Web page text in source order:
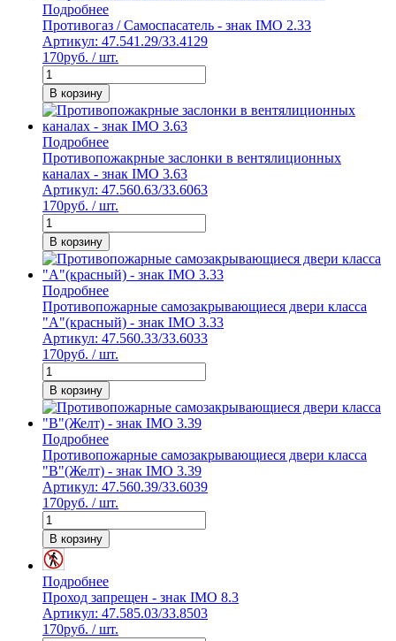
Подробнее
Противогаз / Самоспасатель - знак IMO 2.33
Артикул: 47.541.29/33.4129
170руб. / шт.
В корзину
Подробнее
Противопожакрные заслонки в вентялиционных
каналах - знак IMO 3.63
Артикул: 47.560.63/33.6063
170руб. / шт.
В корзину
Подробнее
Противопожарные самозакрывающиеся двери класса
"А"(красный) - знак IMO 3.33
Артикул: 47.560.33/33.6033
170руб. / шт.
В корзину
Подробнее
Противопожарные самозакрывающиеся двери класса
"В"(Желт) - знак IMO 3.39
Артикул: 47.560.39/33.6039
170руб. / шт.
В корзину
Подробнее
Проход запрещен - знак IMO 8.3
Артикул: 47.585.03/33.8503
170руб. / шт.